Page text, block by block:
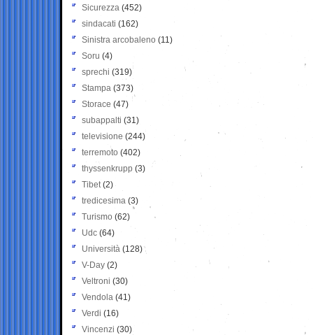
Sicurezza (452)
sindacati (162)
Sinistra arcobaleno (11)
Soru (4)
sprechi (319)
Stampa (373)
Storace (47)
subappalti (31)
televisione(244)
terremoto (402)
thyssenkrupp (3)
Tibet(2)
tredicesima (3)
Turismo (62)
Udc (64)
Università (128)
V-Day (2)
Veltroni (30)
Vendola (41)
Verdi (16)
Vincenzi (30)